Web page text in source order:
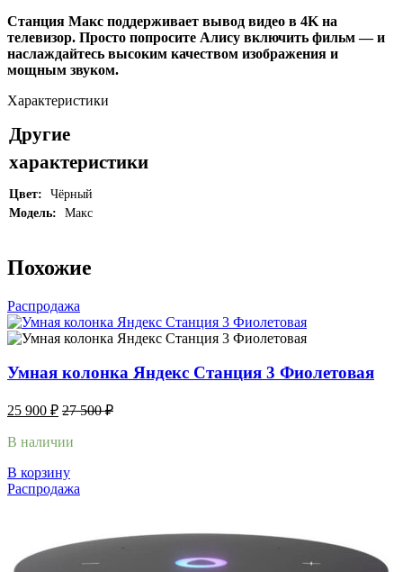
Станция Макс поддерживает вывод видео в 4K на
телевизор. Просто попросите Алису включить фильм — и
наслаждайтесь высоким качеством изображения и
мощным звуком.
Характеристики
Другие
характеристики
Цвет:
Чёрный
Модель:
Макс
Похожие
Распродажа
Умная колонка Яндекс Станция 3 Фиолетовая
25 900 ₽ 27 500₽
В наличии
В корзину
Распродажа